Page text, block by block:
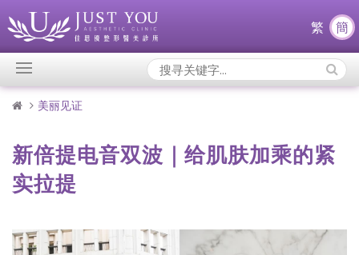
繁 簡
Search
Icons:
美丽见证
新倍提电音双波｜给肌肤加乘的紧
实拉提